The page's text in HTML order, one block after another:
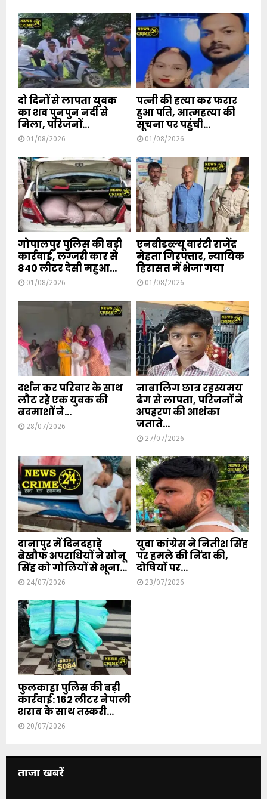
दो दिनों से लापता युवक
का शव पुनपुन नदी से
मिला, परिजनों...
01/08/2026
पत्नी की हत्या कर फरार
हुआ पति, आत्महत्या की
सूचना पर पहुंची...
01/08/2026
गोपालपुर पुलिस की बड़ी
कार्रवाई, लग्जरी कार से
840 लीटर देसी महुआ...
01/08/2026
एनबीडब्ल्यू वारंटी राजेंद्र
मेहता गिरफ्तार, न्यायिक
हिरासत में भेजा गया
01/08/2026
दर्शन कर परिवार के साथ
लौट रहे एक युवक की
बदमाशों ने...
28/07/2026
नाबालिग छात्र रहस्यमय
ढंग से लापता, परिजनों ने
अपहरण की आशंका
जताते...
27/07/2026
दानापुर में दिनदहाड़े
बेखौफ अपराधियों ने सोनू
सिंह को गोलियों से भूना...
24/07/2026
युवा कांग्रेस ने नितीश सिंह
पर हमले की निंदा की,
दोषियों पर...
23/07/2026
फुलकाहा पुलिस की बड़ी
कार्रवाई: 162 लीटर नेपाली
शराब के साथ तस्करी...
20/07/2026
ताजा खबरें